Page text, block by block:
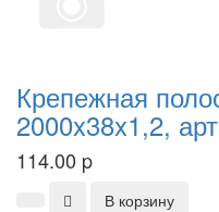
Крепежная
2000x38x1,2,
114.00 p
В корзину